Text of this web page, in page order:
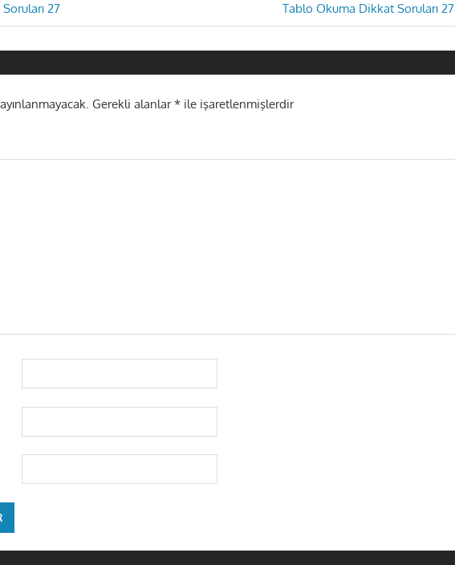
27
Next
Post:
Tablo Okuma Dikkat Soruları 27
Gerekli alanlar* ile işaretlenmişlerdir